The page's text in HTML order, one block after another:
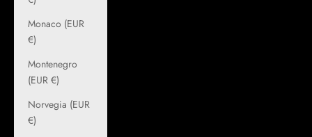
Monaco (EUR
€)
Montenegro
(EUR €)
Norvegia (EUR
€)